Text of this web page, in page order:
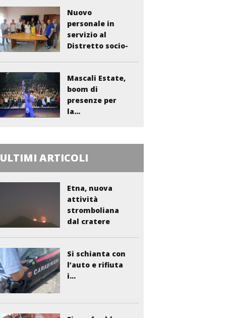
Nuovo
personale in
servizio al
Distretto socio-
Mascali Estate,
boom di
presenze per
la...
ULTIMI ARTICOLI
Etna, nuova
attività
stromboliana
dal cratere
Si schianta con
l’auto e rifiuta
i...